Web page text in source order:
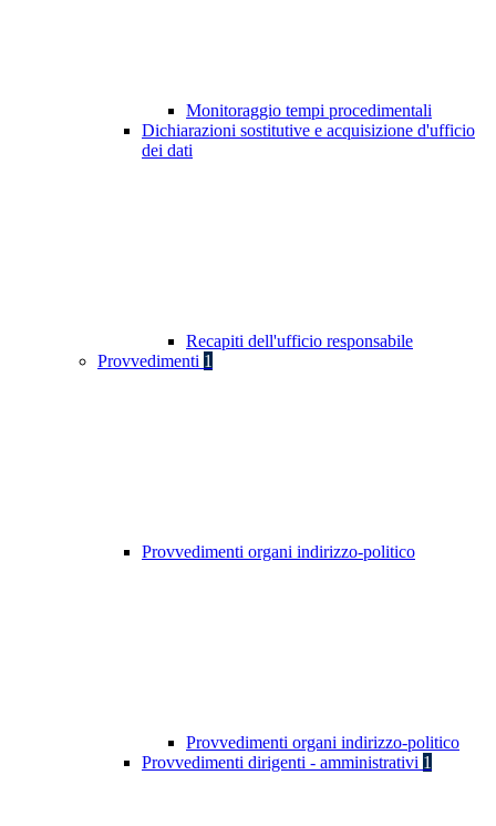
Monitoraggio tempi procedimentali
Dichiarazioni sostitutive e acquisizione d'ufficio
dei dati
Recapiti dell'ufficio responsabile
Provvedimenti 1
Provvedimenti organi indirizzo-politico
Provvedimenti organi indirizzo-politico
Provvedimenti dirigenti - amministrativi 1